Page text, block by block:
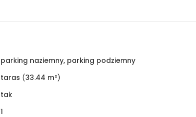
parking naziemny, parking podziemny
taras (33.44 m²)
tak
1